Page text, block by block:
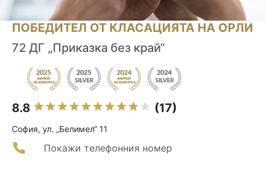
ПОБЕДИТЕЛ ОТ КЛАСАЦИЯТА НА ОРЛИ
72 ДГ „Приказка без край“
8.8 (17)
София, ул. „Белимел“ 11
Покажи телефонния номер